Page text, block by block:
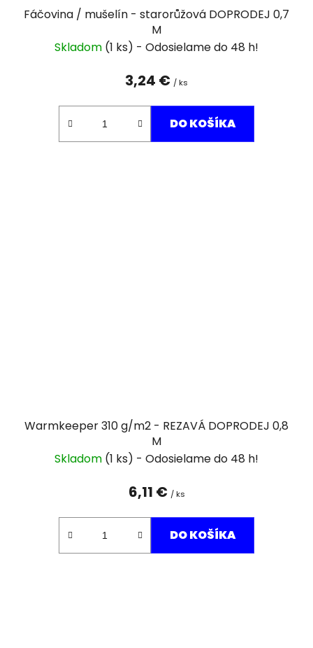
Fáčovina / mušelín - starorůžová DOPRODEJ 0,7
M
Skladom (1 ks)
3,24 € / ks
DO KOŠÍKA
Warmkeeper 310 g/m2 - REZAVÁ DOPRODEJ 0,8
M
Skladom (1 ks)
6,11 € / ks
DO KOŠÍKA